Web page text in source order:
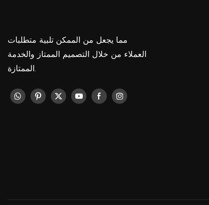
مما يجعل من الممكن تلبية متطلبات
العملاء من خلال التصميم الممتاز والخدمة
الممتازة.